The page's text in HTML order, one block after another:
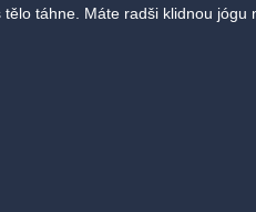
táhne. Máte radši klidnou